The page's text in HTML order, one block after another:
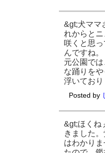
&gt;犬ママ
れからと
咲くと思
んですね
元公園で
な踊りを
浮いてお
Posted by
&gt;ほくね
きました
はわかり